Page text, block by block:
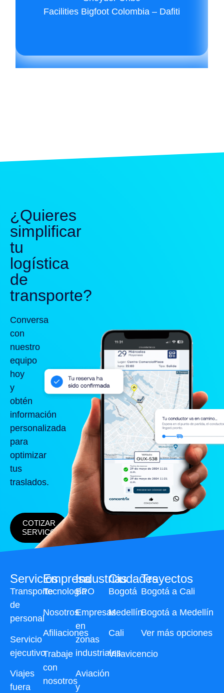
Facilities Bigfoot Colombia – Dafiti
¿Quieres
simplificar
tu
logística
de
transporte?
Conversa
con
nuestro
equipo
hoy
y
obtén
información
personalizada
para
optimizar
tus
traslados.
COTIZAR
SERVICO
Servicios
Transporte
de
personal
Servicio
ejecutivo
Viajes
fuera
Industrias
BPO
Empresas
en
zonas
industriales
Aviación
y
Ciudades
Bogotá
Medellín
Cali
Villavicencio
Trayectos
Bogotá a Cali
Bogotá a Medellín
Ver más opciones
Empresa
Tecnología
Nosotros
Afiliaciones
Trabaje
con
nosotros